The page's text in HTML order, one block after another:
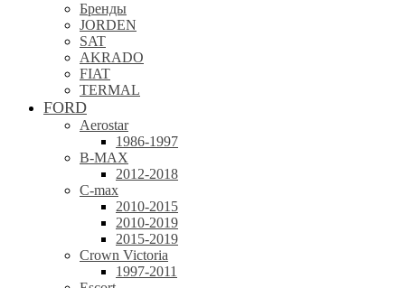
Бренды
JORDEN
SAT
AKRADO
FIAT
TERMAL
FORD
Aerostar
1986-1997
B-MAX
2012-2018
C-max
2010-2015
2010-2019
2015-2019
Crown Victoria
1997-2011